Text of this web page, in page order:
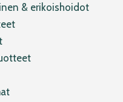
& erikoishoidot